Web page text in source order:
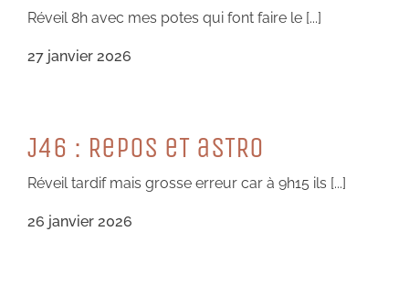
Réveil 8h avec mes potes qui font faire le [...]
27 janvier 2026
J46 : RePoS eT aSTRo
Réveil tardif mais grosse erreur car à 9h15 ils [...]
26 janvier 2026